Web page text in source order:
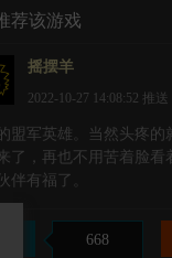
荐该游戏
摇摆羊
2022-10-27 14:08:52 推送
盟军英雄。当然头疼的
了，再也不用苦着脸看
伴有福了。
668